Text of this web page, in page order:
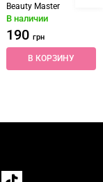
Beauty Master
В наличии
190 грн
В КОРЗИНУ